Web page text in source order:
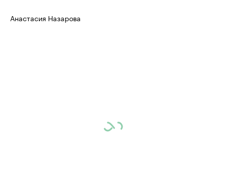
Анастасия Назарова